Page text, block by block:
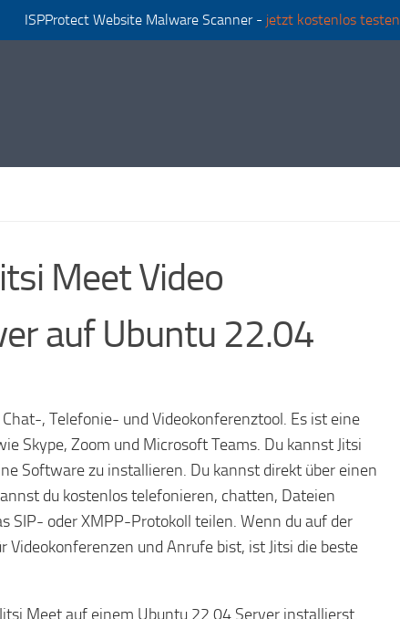
ISPProtect Website Malware Scanner - jetzt kostenlos testen
Meet Video
auf Ubuntu 22.04
, Telefonie- und Videokonferenztool. Es ist eine
Skype, Zoom und Microsoft Teams. Du kannst Jitsi
Software zu installieren. Du kannst direkt über einen
du kostenlos telefonieren, chatten, Dateien
SIP- oder XMPP-Protokoll teilen. Wenn du auf der
Videokonferenzen und Anrufe bist, ist Jitsi die beste
Meet auf einem Ubuntu 22.04 Server installierst.